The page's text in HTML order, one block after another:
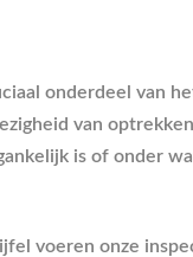
onderdeel van
van
is of onder
voeren onze